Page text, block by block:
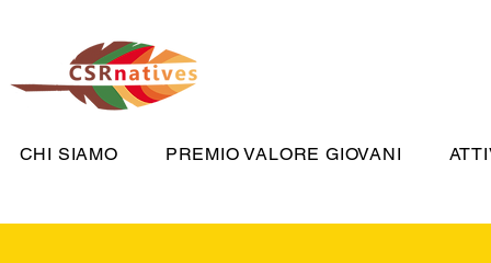
CHI SIAMO PREMIO VALORE GIOVANI